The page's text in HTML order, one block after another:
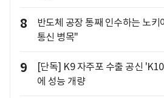
8
반도체 공장 통째 인수하는 노
통신 병목"
9
[단독] K9 자주포 수출 공신
에 성능 개량